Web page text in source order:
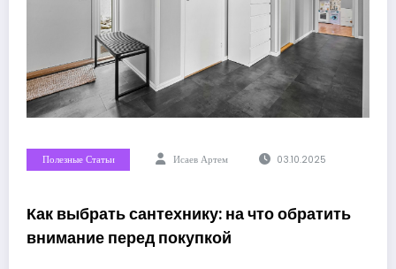
Полезные Статьи Исаев Артем 03.10.2025
Как выбрать сантехнику: на что обратить
внимание перед покупкой